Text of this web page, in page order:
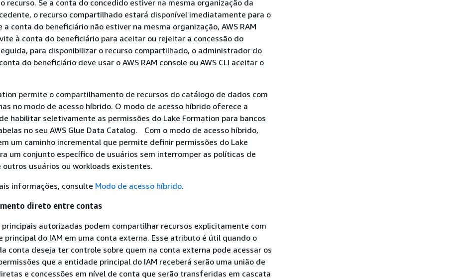
recurso. Se a conta do concedido estiver na mesma organização da
o recurso compartilhado estará disponível imediatamente para o
a conta do beneficiário não estiver na mesma organização, AWS RAM
à conta do beneficiário para aceitar ou rejeitar a concessão do
para disponibilizar o recurso compartilhado, o administrador do
do beneficiário deve usar o AWS RAM console ou AWS CLI aceitar o
permite o compartilhamento de recursos do catálogo de dados com
no modo de acesso híbrido. O modo de acesso híbrido oferece a
habilitar seletivamente as permissões do Lake Formation para bancos
no seu AWS Glue Data Catalog. Com o modo de acesso híbrido,
um caminho incremental que permite definir permissões do Lake
um conjunto específico de usuários sem interromper as políticas de
outros usuários ou workloads existentes.
informações, consulte Modo de acesso híbrido.
direto entre contas
autorizadas podem compartilhar recursos explicitamente com
principal do IAM em uma conta externa. Esse atributo é útil quando o
conta deseja ter controle sobre quem na conta externa pode acessar os
que a entidade principal do IAM receberá serão uma união de
e concessões em nível de conta que serão transferidas em cascata